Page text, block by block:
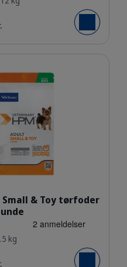
Læg i kurv
HQ_HPM_Packaging-
Small & Toy tørfoder
kg